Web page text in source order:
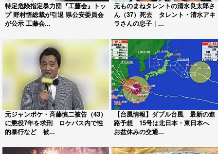
特定危険指定暴力団『工藤会』トッ
プ 野村悟総裁が引退 県公安委員会
が公示 工藤会...
元ものまねタレントの清水良太郎さ
ん（37）死去 タレント・清水アキ
ラさんの息子｜...
元ジャンポケ・斉藤慎二被告（43）
に懲役7年を求刑 ロケバス内で性
的暴行など 被...
【台風情報】ダブル台風 最新の進
路予想 15号は北日本・東日本へ
お盆休みの交通...